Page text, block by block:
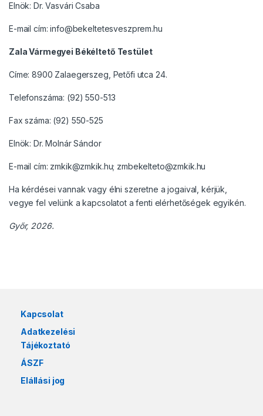
Elnök: Dr. Vasvári Csaba
E-mail cím: info@bekeltetesveszprem.hu
Zala Vármegyei Békéltető Testület
Címe: 8900 Zalaegerszeg, Petőfi utca 24.
Telefonszáma: (92) 550-513
Fax száma: (92) 550-525
Elnök: Dr. Molnár Sándor
E-mail cím: zmkik@zmkik.hu; zmbekelteto@zmkik.hu
Ha kérdései vannak vagy élni szeretne a jogaival, kérjük,
vegye fel velünk a kapcsolatot a fenti elérhetőségek egyikén.
Győr, 2026.
Kapcsolat
Adatkezelési
Tájékoztató
ÁSZF
Elállási jog